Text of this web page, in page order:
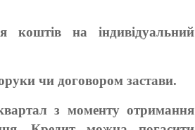
коштів на індивідуальний
чи договором застави.
з моменту отримання